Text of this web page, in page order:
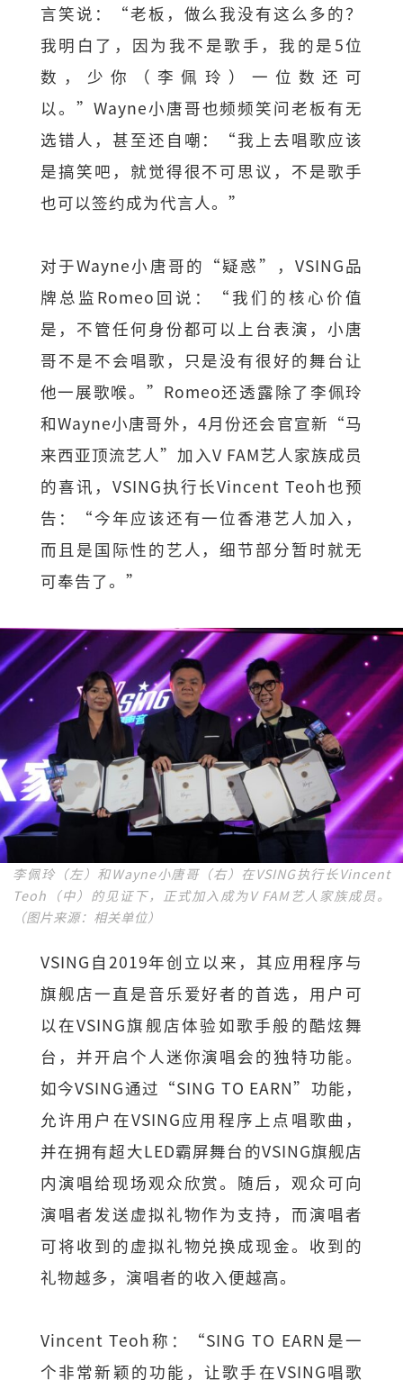
言笑说：“老板，做么我没有这么多的？
我明白了，因为我不是歌手，我的是5位
数，少你（李佩玲）一位数还可
以。”Wayne小唐哥也频频笑问老板有无
选错人，甚至还自嘲：“我上去唱歌应该
是搞笑吧，就觉得很不可思议，不是歌手
也可以签约成为代言人。”
对于Wayne小唐哥的“疑惑”，VSING品
牌总监Romeo回说：“我们的核心价值
是，不管任何身份都可以上台表演，小唐
哥不是不会唱歌，只是没有很好的舞台让
他一展歌喉。”Romeo还透露除了李佩玲
和Wayne小唐哥外，4月份还会官宣新“马
来西亚顶流艺人”加入V FAM艺人家族成员
的喜讯，VSING执行长Vincent Teoh也预
告：“今年应该还有一位香港艺人加入，
而且是国际性的艺人，细节部分暂时就无
可奉告了。”
李佩玲（左）和Wayne小唐哥（右）在VSING执行长Vincent
Teoh（中）的见证下，正式加入成为V FAM艺人家族成员。
（图片来源：相关单位）
VSING自2019年创立以来，其应用程序与
旗舰店一直是音乐爱好者的首选，用户可
以在VSING旗舰店体验如歌手般的酷炫舞
台，并开启个人迷你演唱会的独特功能。
如今VSING通过“SING TO EARN”功能，
允许用户在VSING应用程序上点唱歌曲，
并在拥有超大LED霸屏舞台的VSING旗舰店
内演唱给现场观众欣赏。随后，观众可向
演唱者发送虚拟礼物作为支持，而演唱者
可将收到的虚拟礼物兑换成现金。收到的
礼物越多，演唱者的收入便越高。
Vincent Teoh称：“SING TO EARN是一
个非常新颖的功能，让歌手在VSING唱歌